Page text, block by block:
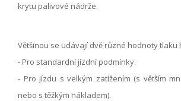
krytu palivové nádrže.
Většinou se udávají dvě různé hodnoty tlaku
- Pro standardní jízdní podmínky.
- Pro jízdu s velkým zatížením (s větším
nebo s těžkým nákladem).